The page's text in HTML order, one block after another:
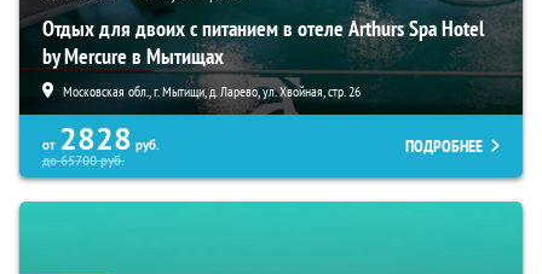
Отдых для двоих с питанием в отеле Arthurs Spa Hotel
by Mercure в Мытищах
Московская обл., г. Мытищи, д. Ларево, ул. Хвойная, стр. 26
от 2828 руб.
до65700руб.
ПОДРОБНЕЕ